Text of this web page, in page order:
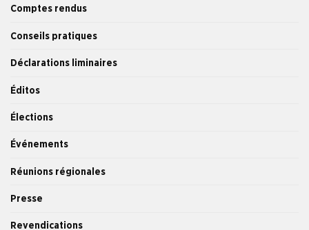
Comptes rendus
Conseils pratiques
Déclarations liminaires
Éditos
Élections
Événements
Réunions régionales
Presse
Revendications